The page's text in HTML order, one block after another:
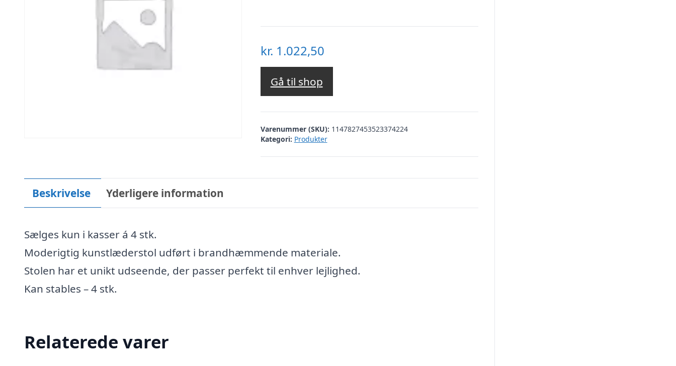
kr. 1.022,50
Gå til shop
Varenummer (SKU): 1147827453523374224
Kategori: Produkter
Beskrivelse Yderligere information
Sælges kun i kasser á 4 stk.
Moderigtig kunstlæderstol udført i brandhæmmende materiale.
Stolen har et unikt udseende, der passer perfekt til enhver lejlighed.
Kan stables – 4 stk.
Relaterede varer